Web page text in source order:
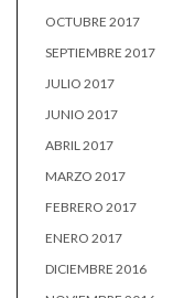
OCTUBRE 2017
SEPTIEMBRE 2017
JULIO 2017
JUNIO 2017
ABRIL 2017
MARZO 2017
FEBRERO 2017
ENERO 2017
DICIEMBRE 2016